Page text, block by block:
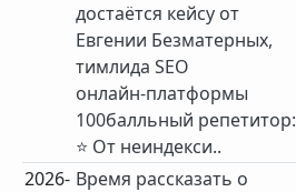
достаётся кейсу от
Евгении Безматерных,
тимлида SEO
онлайн‑платформы
100балльный репетитор:
⭐️ От неиндекси..
2026- Время рассказать о